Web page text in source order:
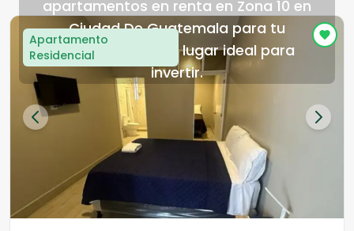
apartamentos en renta en Zona 10 en
Ciudad De Guatemala para tu
próximo hogar o lugar ideal para
invertir.
Apartamento
Residencial